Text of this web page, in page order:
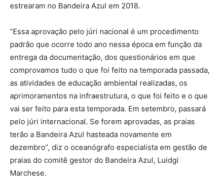
estrearam no Bandeira Azul em 2018.
“Essa aprovação pelo júri nacional é um procedimento
padrão que ocorre todo ano nessa época em função da
entrega da documentação, dos questionários em que
comprovamos tudo o que foi feito na temporada passada,
as atividades de educação ambiental realizadas, os
aprimoramentos na infraestrutura, o que foi feito e o que
vai ser feito para esta temporada. Em setembro, passará
pelo júri internacional. Se forem aprovadas, as praias
terão a Bandeira Azul hasteada novamente em
dezembro”, diz o oceanógrafo especialista em gestão de
praias do comitê gestor do Bandeira Azul, Luidgi
Marchese.